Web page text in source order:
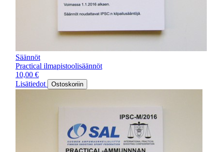
Säännöt
Practical ilmapistoolisäännöt
10,00 €
Lisätiedot
Ostoskoriin